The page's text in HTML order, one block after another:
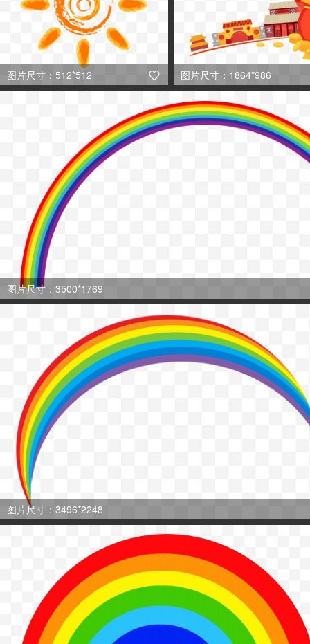
图片尺寸：512*512  图片尺寸：1864*986
图片尺寸：3500*1769
图片尺寸：3496*2248